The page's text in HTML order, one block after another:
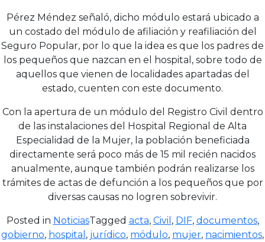
Pérez Méndez señaló, dicho módulo estará ubicado a
un costado del módulo de afiliación y reafiliación del
Seguro Popular, por lo que la idea es que los padres de
los pequeños que nazcan en el hospital, sobre todo de
aquellos que vienen de localidades apartadas del
estado, cuenten con este documento.
Con la apertura de un módulo del Registro Civil dentro
de las instalaciones del Hospital Regional de Alta
Especialidad de la Mujer, la población beneficiada
directamente será poco más de 15 mil recién nacidos
anualmente, aunque también podrán realizarse los
trámites de actas de defunción a los pequeños que por
diversas causas no logren sobrevivir.
Posted in NoticiasTagged acta, Civil , DIF, documentos,
gobierno, hospital , jurídico, módulo, mujer, nacimientos,